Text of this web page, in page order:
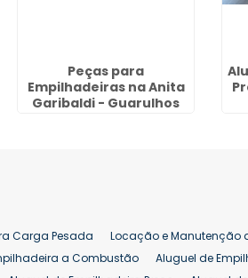
Peças para
Empilhadeiras na Anita
Garibaldi - Guarulhos
Carga Pesada Locação e Manutenção
a Combustão Aluguel de